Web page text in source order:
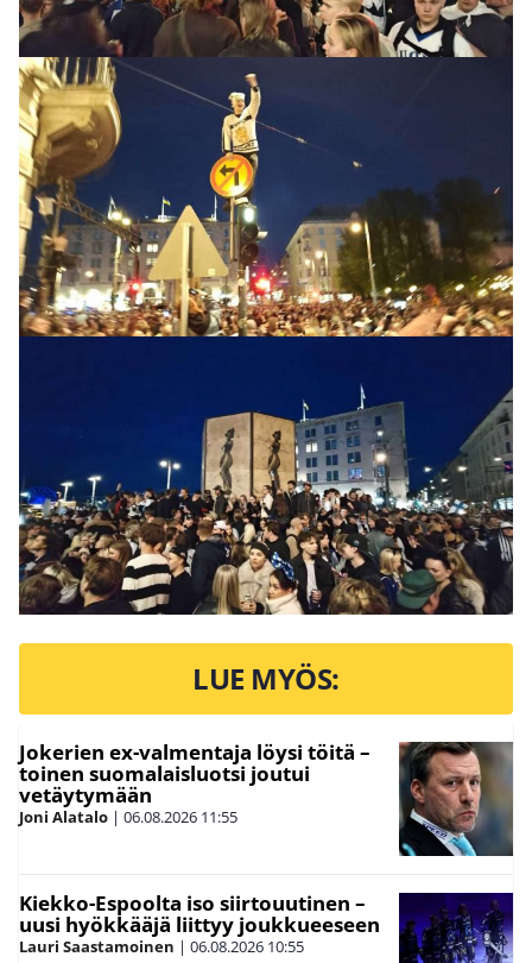
LUE MYÖS:
Jokerien ex-valmentaja löysi töitä –
toinen suomalaisluotsi joutui
vetäytymään
Joni Alatalo | 06.08.2026 11:55
Kiekko-Espoolta iso siirtouutinen –
uusi hyökkääjä liittyy joukkueeseen
Lauri Saastamoinen | 06.08.2026 10:55